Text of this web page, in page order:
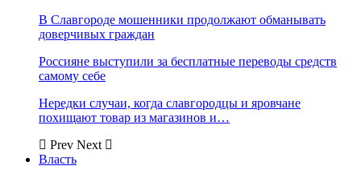
В Славгороде мошенники продолжают обманывать
доверчивых граждан
Россияне выступили за бесплатные переводы средств
самому себе
Нередки случаи, когда славгородцы и яровчане
похищают товар из магазинов и…
Prev Next
Власть